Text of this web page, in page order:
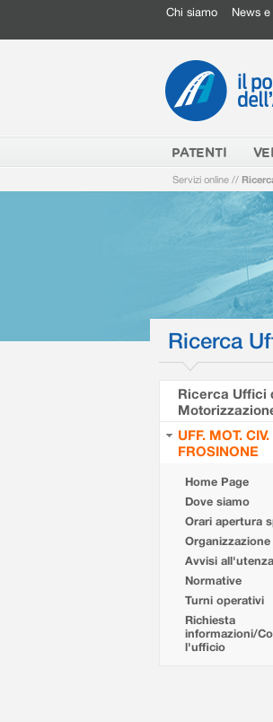
Chi siamo News
PATENTI
Servizi online //
Ricerca
Ricerca Uffici
UFF. MOT.
FROSINONE
Home Page
Dove siamo
Orari apertura
Avvisi all'utenza
Normative
Turni operativi
Richiesta
informazioni/
l'ufficio